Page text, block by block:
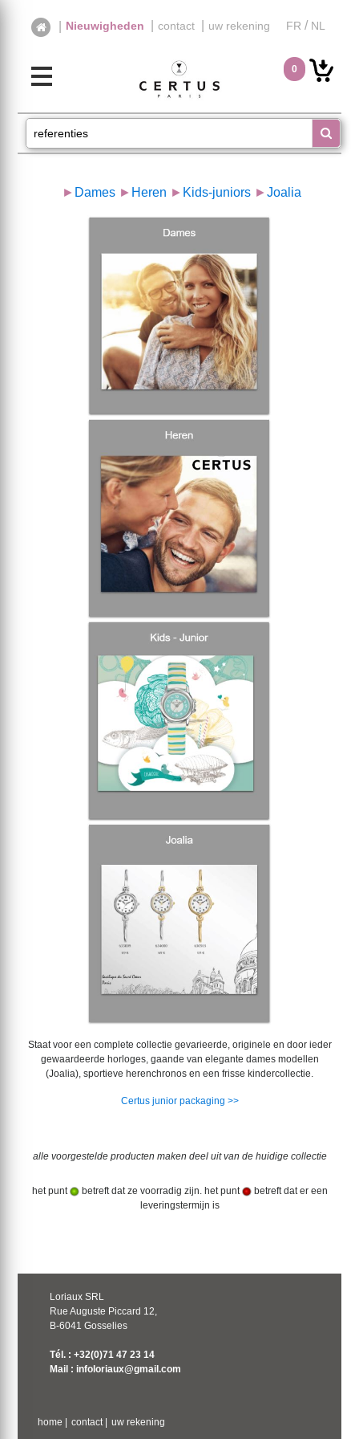
Nieuwigheden contact uw rekening FR / NL
0
► Dames ► Heren ► Kids-juniors ► Joalia
Staat voor een complete collectie gevarieerde, originele en door ieder
gewaardeerde horloges, gaande van elegante dames modellen
(Joalia), sportieve herenchronos en een frisse kindercollectie.
Certus junior packaging >>
alle voorgestelde producten maken deel uit van de huidige collectie
het punt betreft dat ze voorradig zijn. het punt
betreft dat er een
leveringstermijn is
Loriaux SRL
Rue Auguste Piccard 12,
B-6041 Gosselies
Tél. : +32(0)71 47 23 14
Mail : infoloriaux@gmail.com
home contact| uw rekening